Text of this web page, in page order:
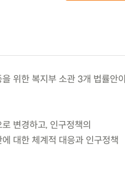
위한 복지부 소관 3개 법률안이
변경하고, 인구정책의
대한 체계적 대응과 인구정책